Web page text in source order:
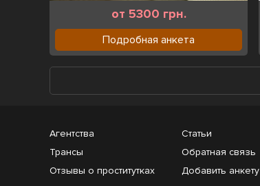
от 5300 грн.
Подробная анкета
Агентства
Трансы
Отзывы о проститутках
Статьи
Обратная связь
Добавить анкету